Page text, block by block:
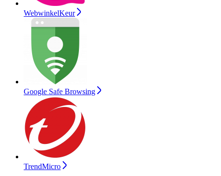
WebwinkelKeur
Google Safe Browsing
TrendMicro